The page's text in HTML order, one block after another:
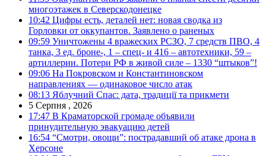
многоэтажек в Северскодонецке
10:42 Цифры есть, деталей нет: новая сводка из
Горловки от оккупантов. Заявлено о раненых
09:59 Уничтожены 4 вражеских РСЗО, 7 средств ПВО, 4
танка, 3 ед. броне-, 1 – спец- и 416 – автотехники, 59 –
артиллерии. Потери РФ в живой силе – 1330 “штыков”!
09:06 На Покровском и Константиновском
направлениях — одинаковое число атак
08:13 Яблучний Спас: дата, традиції та прикмети
5 Серпня , 2026
17:47 В Краматорской громаде объявили
принудительную эвакуацию детей
16:54 “Смотри, овощи”: пострадавший об атаке дрона в
Херсоне